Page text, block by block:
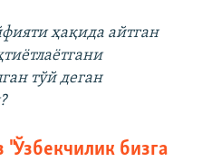
ҳақида айтган
тўй деган
бизга